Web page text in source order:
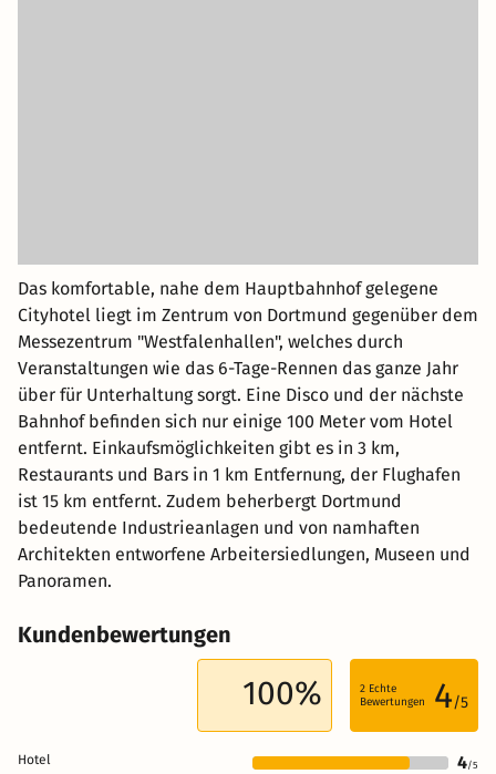
Das komfortable, nahe dem Hauptbahnhof gelegene
Cityhotel liegt im Zentrum von Dortmund gegenüber dem
Messezentrum "Westfalenhallen", welches durch
Veranstaltungen wie das 6-Tage-Rennen das ganze Jahr
über für Unterhaltung sorgt. Eine Disco und der nächste
Bahnhof befinden sich nur einige 100 Meter vom Hotel
entfernt. Einkaufsmöglichkeiten gibt es in 3 km,
Restaurants und Bars in 1 km Entfernung, der Flughafen
ist 15 km entfernt. Zudem beherbergt Dortmund
bedeutende Industrieanlagen und von namhaften
Architekten entworfene Arbeitersiedlungen, Museen und
Panoramen.
Kundenbewertungen
100% 2 Echte
Bewertungen
4/5
Hotel 4/5